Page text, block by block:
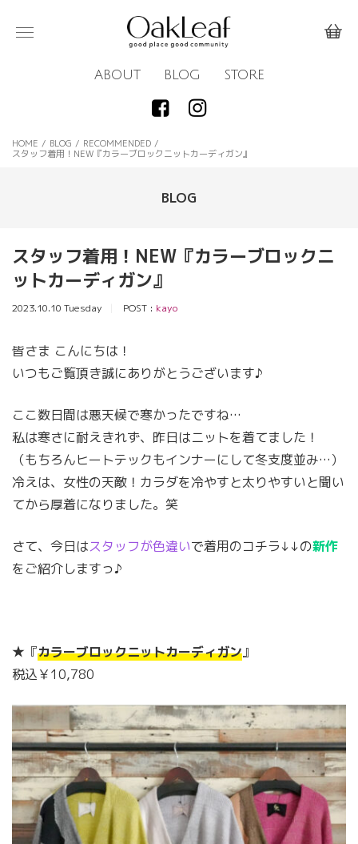
ABOUT BLOG STORE
HOME / BLOG / RECOMMENDED /
スタッフ着用！NEW『カラーブロックニットカーディガン』
BLOG
スタッフ着用！NEW『カラーブロックニ
ットカーディガン』
2023.10.10 Tuesday POST : kayo
皆さま こんにちは！
いつもご覧頂き誠にありがとうございます♪
ここ数日間は悪天候で寒かったですね…
私は寒さに耐えきれず、昨日はニットを着てました！
（もちろんヒートテックもインナーにして冬支度並み…）
冷えは、女性の天敵！カラダを冷やすと太りやすいと聞い
てから厚着になりました。笑
さて、今日はスタッフが色違いで着用のコチラ↓↓の新作
をご紹介しますっ♪
★『カラーブロックニットカーディガン』
税込￥10,780